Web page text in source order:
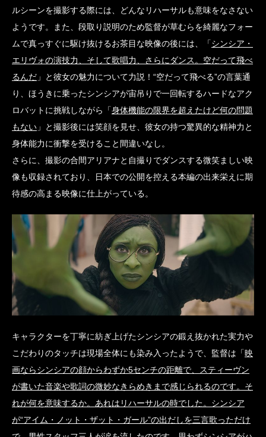
ルシーンを撮影する際には、どんなリハーサルも意味をなさない
ようです。また、段取り説明のため監督が草むらを綺麗なフォー
ムで真っすぐに駆け抜けるお茶目な映像の後には、「シンシア・
エリヴォの演技力、そして歌唱力、さらにダンス。空だって飛べ
るんだ 」と彼女の魅力について力説！“空だって飛べる”の言葉通
り、ほうきに乗ったシンシアが宙吊りで一回転するハードなアク
ロバットに挑戦しながら「身体機能の限界を超えたけど何の問題
もない 」と撮影後には笑顔を見せ、彼女の持つ驚異的な精神力と
身体能力に衝撃を受けること間違いなし。
さらに、撮影の合間アリアナと自撮りでダンスする微笑ましい映
像も収録されており、日本での公開を控える本編の出来栄えに期
待感の高まる映像に仕上がっている。
キャラクターを丁寧に紡ぎ上げたシンシアの鍛え抜かれた実力や
こだわりのタッチは現場全体にも染み入ったようで、監督は「映
画ならシンシアの顔からわずか5センチの距離で、スティーヴン
が書いた音楽や歌詞の微妙なきらめきまで感じられるのです。そ
れが何を意味するか。あれはリハーサルの時でした。シンシア
が“アイム・ノット・ザット・ガール”の出だしを三言歌っただけ